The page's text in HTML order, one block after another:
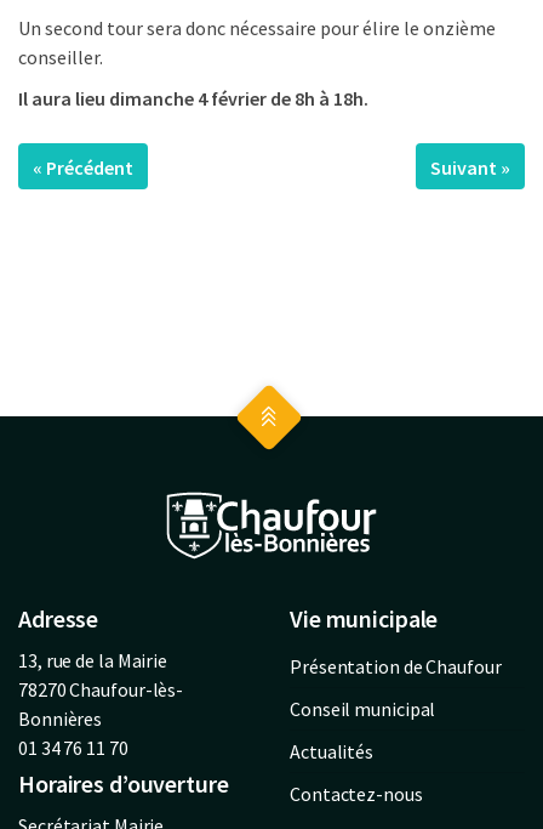
Un second tour sera donc nécessaire pour élire le onzième
conseiller.
Il aura lieu dimanche 4 février de 8h à 18h.
« Précédent Suivant »
Adresse
13, rue de la Mairie
78270 Chaufour-lès-
Bonnières
01 34 76 11 70
Horaires d’ouverture
Vie municipale
Présentation de Chaufour
Conseil municipal
Actualités
Contactez-nous